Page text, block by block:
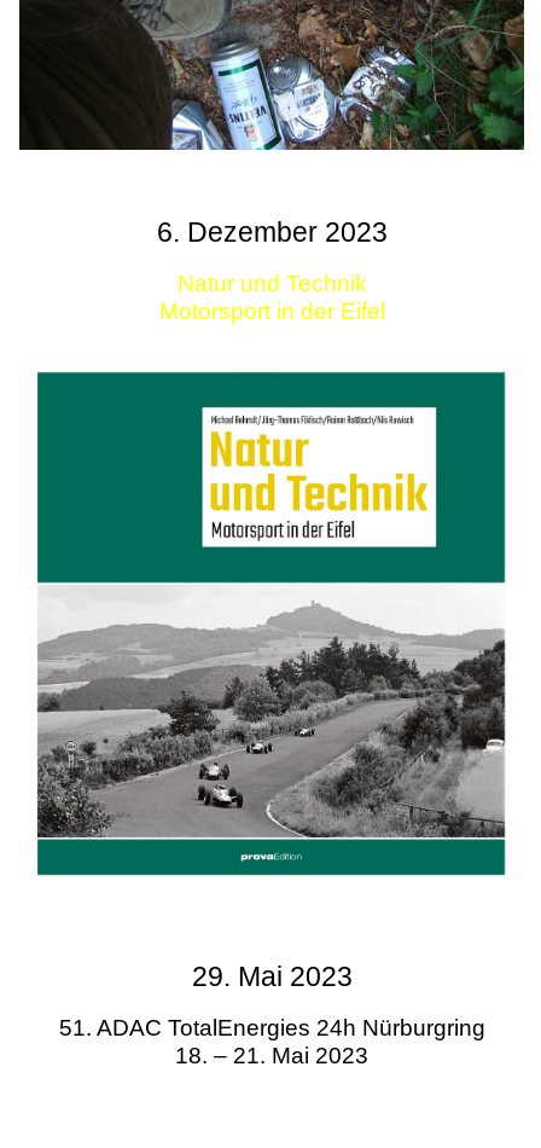
6. Dezember 2023
Natur und Technik
Motorsport in der Eifel
29. Mai 2023
51. ADAC TotalEnergies 24h Nürburgring
18. – 21. Mai 2023